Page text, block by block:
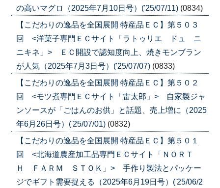
の高いマグロ（2025年7月10日号）('25/07/11) (0834)
【こだわりの逸品を全国展開 特産品ＥＣ】第５０３
回 <洋菓子専門ＥＣサイト「ラトゥリエ ドュ ニ
ニキネ」> ＥＣ開設で認知度向上、焼きモンブラン
が人気（2025年7月3日号）('25/07/07) (0833)
【こだわりの逸品を全国展開 特産品ＥＣ】第５０２
回 <モツ煮専門ＥＣサイト「雷太郎」> 自家製ジャ
ンソースが「ごはんのお供」と話題、売上増に（2025
年6月26日号）('25/07/01) (0832)
【こだわりの逸品を全国展開 特産品ＥＣ】第５０１
回 <北海道農産加工品専門ＥＣサイト「ＮＯＲＴ
Ｈ ＦＡＲＭ ＳＴＯＫ」> 手作り製法とパッケー
ジでギフト需要捉える（2025年6月19日号）('25/06/2